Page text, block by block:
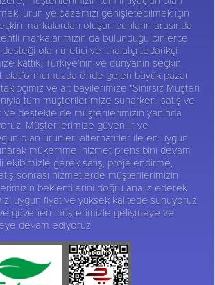
ürün yelpazemizi genişletebilmek için
markalardan oluşan bunların arasında
markalarımızın da bulunduğu binlerce
desteği olan üretici ve ithalatçı tedarikçi
kattık. Türkiye’nin ve dünyanın seçkin
platformumuzda önde gelen büyük pazar
ve alt bayilerimize "Sınırsız Müşteri
tüm müşterilerimize sunarken, satış ve
ve destekle de müşterilerimizin yanında
Müşterilerimize güvenilir ve
olan ürünleri alternatifler ile en uygun
mükemmel hizmet prensibini devam
ekibimizle gerek satış, projelendirme,
sonrası hizmetlerde müşterilerimizin
beklentilerini doğru analiz ederek
uygun fiyat ve yüksek kalitede sunuyoruz.
güvenen müşterimizle gelişmeye ve
devam ediyoruz.